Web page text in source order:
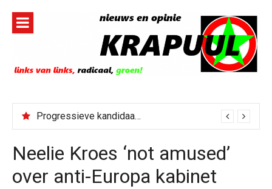
inhoud
Progressieve kandidaat El-Sayed senaatskandidaat Michigan
Neelie Kroes ‘not amused’
over anti-Europa kabinet